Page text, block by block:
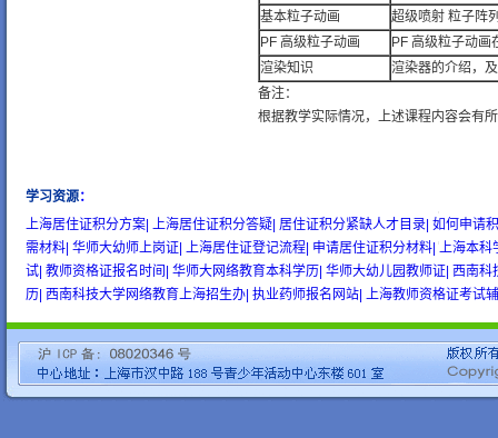
基本粒子动画
超级喷射 粒子阵
PF 高级粒子动画
PF 高级粒子动画
渲染知识
渲染器的介绍，
备注：
根据教学实际情况，上述课程内容会有
学习资源：
上海居住证积分方案| 上海居住证积分答疑| 居住证积分紧缺人才目录| 如何申请
需材料| 华师大幼师上岗证| 上海居住证登记流程| 申请居住证积分材料| 上海本科
试| 教师资格证报名时间| 华师大网络教育本科学历| 华师大幼儿园教师证| 西南科
历| 西南科技大学网络教育上海招生办| 执业药师报名网站| 上海教师资格证考试